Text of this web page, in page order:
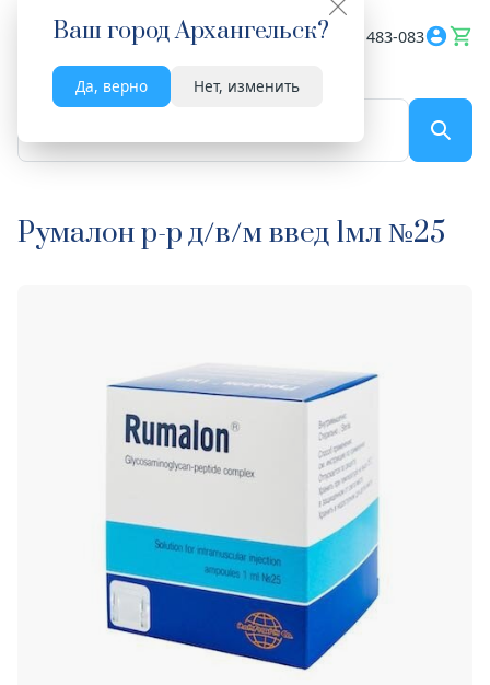
Ваш городАрхангельск?
Да, верно Нет, изменить
Весь сайт 8182 483-083
Румалон р-р д/в/м введ 1мл №25